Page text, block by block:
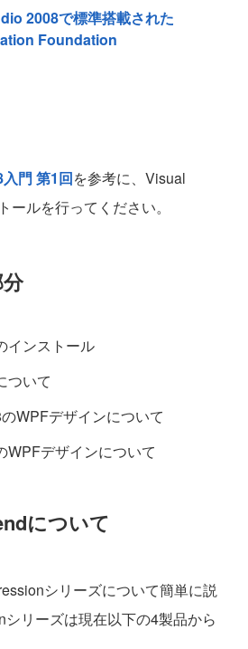
2008で標準搭載された
Foundation
門 第1回を参考に、Visual
ルを行ってください。
インストール
ついて
WPFデザインについて
WPFデザインについて
について
シリーズについて簡単に説
リーズは現在以下の4製品から